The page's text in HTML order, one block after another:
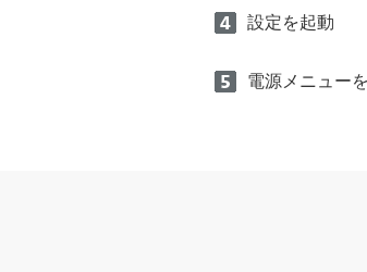
設定を起動
電源メニュー